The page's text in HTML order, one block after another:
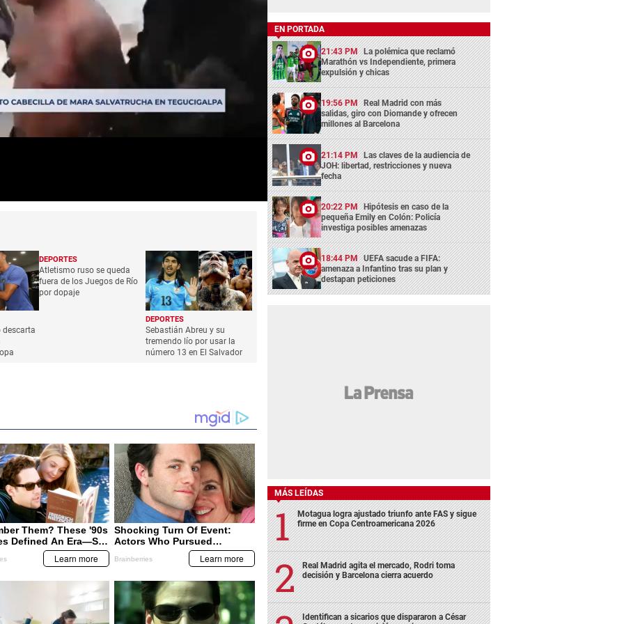
descarta
DEPORTES
Atletismo ruso se queda
fuera de los Juegos de Río
por dopaje
DEPORTES
Sebastián Abreu y su
tremendo lío por usar la
número 13 en El Salvador
EN PORTADA
21:43 PM La polémica que reclamó
Marathón vs Independiente, primera
expulsión y chicas
19:56 PM Real Madrid con más
salidas, giro con Diomande y ofrecen
millones al Barcelona
21:14 PM Las claves de la audiencia de
JOH: libertad, restricciones y nueva
fecha
20:22 PM Hipótesis en caso de la
pequeña Emily en Colón: Policía
investiga posibles amenazas
18:44 PM UEFA sacude a FIFA:
amenaza a Infantino tras su plan y
destapan peticiones
MÁS LEÍDAS
Motagua logra ajustado triunfo ante FAS y sigue
firme en Copa Centroamericana 2026
Real Madrid agita el mercado, Rodri toma
decisión y Barcelona cierra acuerdo
Identifican a sicarios que dispararon a César